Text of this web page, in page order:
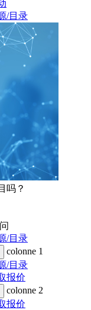
/目录
吗？
/目录
colonne 1
/目录
报价
colonne 2
报价